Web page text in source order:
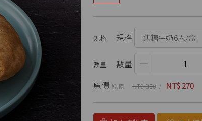
規格
數量
原價
NT$ 300 NT$ 270